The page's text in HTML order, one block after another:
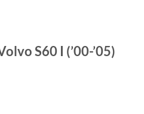
S60 I (’00-’05)